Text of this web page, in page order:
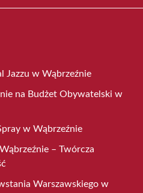
Jazzu w Wąbrzeźnie
na Budżet Obywatelski w
w Wąbrzeźnie
– Twórcza
Warszawskiego w